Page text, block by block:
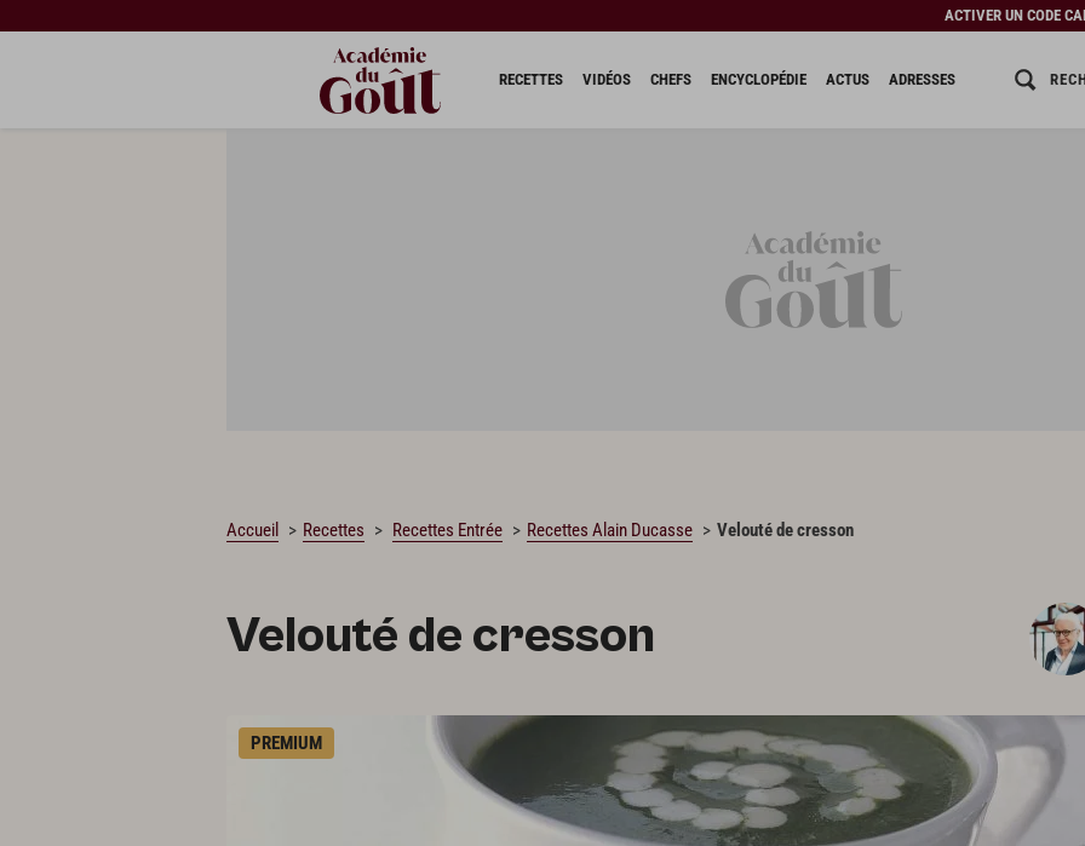
ACTIVER UN CODE
RECETTES VIDÉOS CHEFS ENCYCLOPÉDIE ACTUS ADRESSES
Accueil Recettes Recettes Entrée Recettes Alain Ducasse Velouté de cresson
Velouté de cresson
PREMIUM
CHARGEMENT…